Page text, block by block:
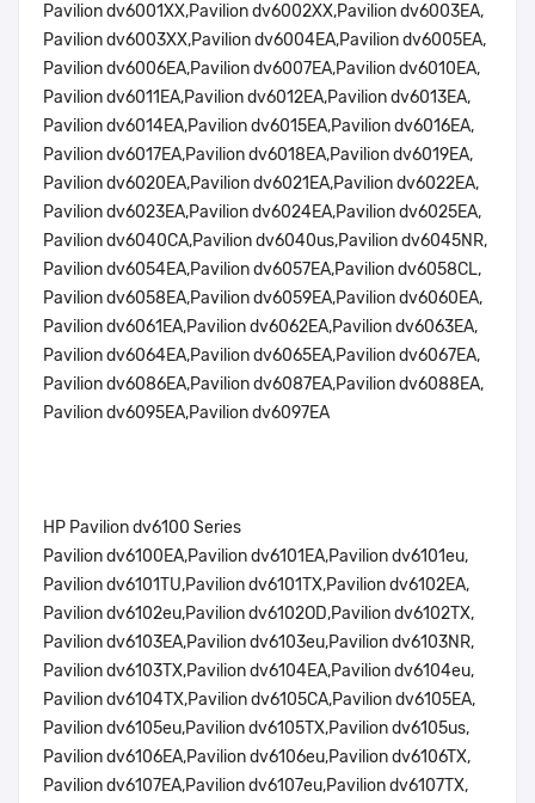
Pavilion dv6001XX,Pavilion dv6002XX,Pavilion dv6003EA,
Pavilion dv6003XX,Pavilion dv6004EA,Pavilion dv6005EA,
Pavilion dv6006EA,Pavilion dv6007EA,Pavilion dv6010EA,
Pavilion dv6011EA,Pavilion dv6012EA,Pavilion dv6013EA,
Pavilion dv6014EA,Pavilion dv6015EA,Pavilion dv6016EA,
Pavilion dv6017EA,Pavilion dv6018EA,Pavilion dv6019EA,
Pavilion dv6020EA,Pavilion dv6021EA,Pavilion dv6022EA,
Pavilion dv6023EA,Pavilion dv6024EA,Pavilion dv6025EA,
Pavilion dv6040CA,Pavilion dv6040us,Pavilion dv6045NR,
Pavilion dv6054EA,Pavilion dv6057EA,Pavilion dv6058CL,
Pavilion dv6058EA,Pavilion dv6059EA,Pavilion dv6060EA,
Pavilion dv6061EA,Pavilion dv6062EA,Pavilion dv6063EA,
Pavilion dv6064EA,Pavilion dv6065EA,Pavilion dv6067EA,
Pavilion dv6086EA,Pavilion dv6087EA,Pavilion dv6088EA,
Pavilion dv6095EA,Pavilion dv6097EA
HP Pavilion dv6100 Series
Pavilion dv6100EA,Pavilion dv6101EA,Pavilion dv6101eu,
Pavilion dv6101TU,Pavilion dv6101TX,Pavilion dv6102EA,
Pavilion dv6102eu,Pavilion dv6102OD,Pavilion dv6102TX,
Pavilion dv6103EA,Pavilion dv6103eu,Pavilion dv6103NR,
Pavilion dv6103TX,Pavilion dv6104EA,Pavilion dv6104eu,
Pavilion dv6104TX,Pavilion dv6105CA,Pavilion dv6105EA,
Pavilion dv6105eu,Pavilion dv6105TX,Pavilion dv6105us,
Pavilion dv6106EA,Pavilion dv6106eu,Pavilion dv6106TX,
Pavilion dv6107EA,Pavilion dv6107eu,Pavilion dv6107TX,